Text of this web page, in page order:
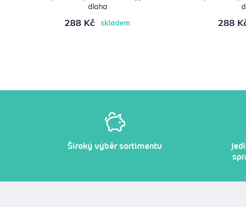
dlaha
288 Kč skladem 288
Široký výběr sortimentu